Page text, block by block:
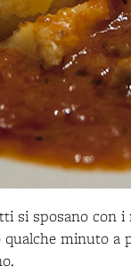
si sposano con
minuto a